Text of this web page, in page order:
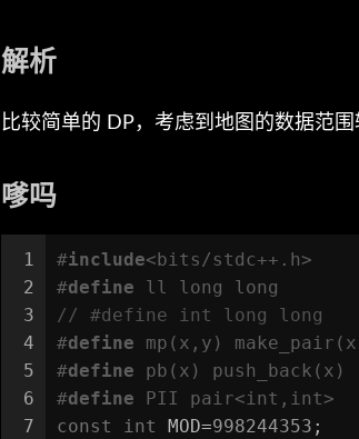
解析
比较简单的 DP，考虑到地图的数据范
嗲吗
1
2
3
4
5
6
7
#include<bits/stdc++.h>
#define ll long long
// #define int long long
#define mp(x,y)
#define pb(x) push_back(x)
#define PII pair<int,int>
const
int MOD=998244353 ;